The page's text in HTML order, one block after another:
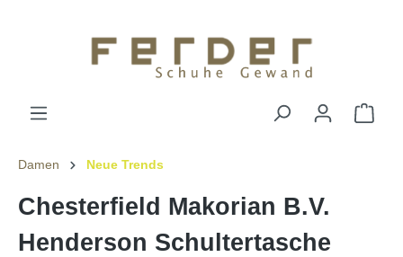
Damen Neue Trends
Chesterfield Makorian B.V.
Henderson Schultertasche